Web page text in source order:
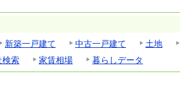
新築一戸建て 中古一戸建て 土地
検索 家賃相場 暮らしデータ